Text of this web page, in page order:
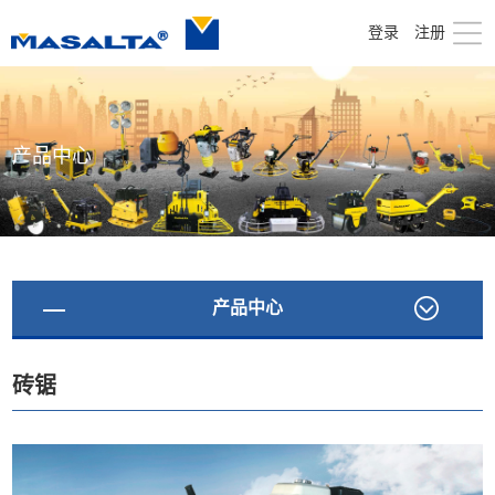
登录 注册
产品中心
产品中心
砖锯